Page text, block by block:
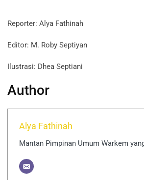
Reporter: Alya Fathinah
Editor: M. Roby Septiyan
Ilustrasi: Dhea Septiani
Author
Alya Fathinah
Mantan Pimpinan Umum Warkem